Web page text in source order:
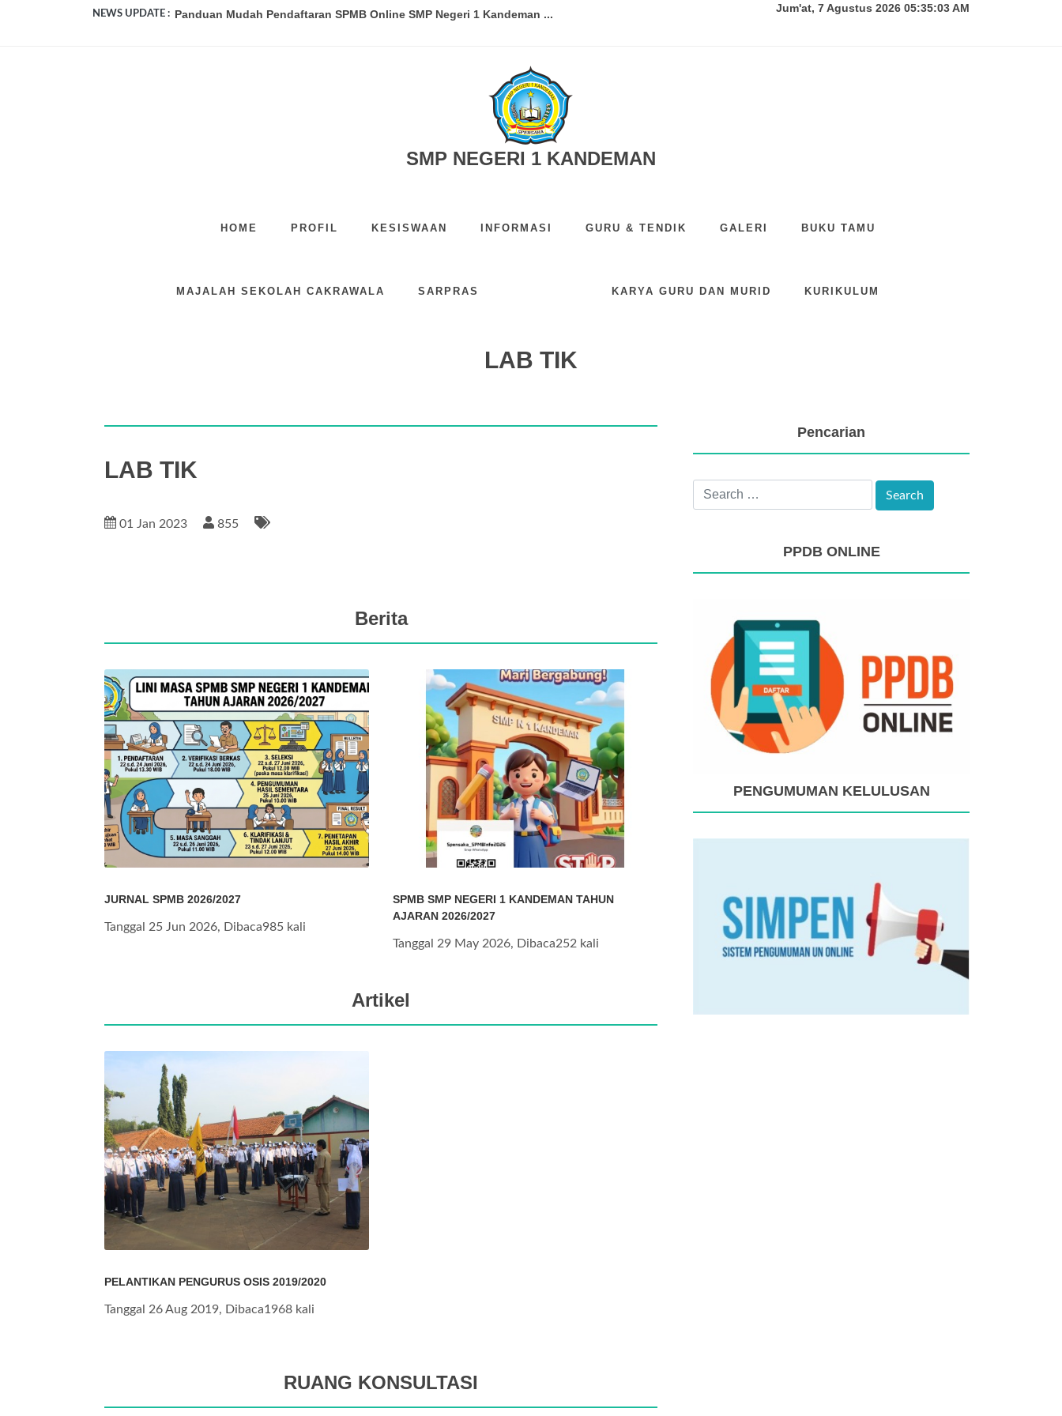
NEWS UPDATE : Panduan Mudah Pendaftaran SPMB Online SMP Negeri 1 Kandeman ...
SPMB SMP NEGERI 1 KANDEMAN TAHUN AJARAN 2026/2027...
PENGGALANG SMP N 1 KANDEMAN PERSIAPAN LOMBA ILM TINGKAT KWAR...
SMP Negeri 1 Kandeman Buka Pendaftaran Jalur Afirmasi PPDB T...
Jum'at, 7 Agustus 2026 05:35:04 AM
SMP NEGERI 1 KANDEMAN
HOME PROFIL KESISWAAN INFORMASI GURU & TENDIK GALERI BUKU TAMU
MAJALAH SEKOLAH CAKRAWALA SARPRAS KARYA GURU DAN MURID KURIKULUM
LAB TIK
LAB TIK
01 Jan 2023 855
Berita
JURNAL SPMB 2026/2027
Tanggal 25 Jun 2026, Dibaca985 kali
SPMB SMP NEGERI 1 KANDEMAN TAHUN
AJARAN 2026/2027
Tanggal 29 May 2026, Dibaca252 kali
Artikel
PELANTIKAN PENGURUS OSIS 2019/2020
Tanggal 26 Aug 2019, Dibaca1968 kali
RUANG KONSULTASI
Pencarian
PPDB ONLINE
PENGUMUMAN KELULUSAN